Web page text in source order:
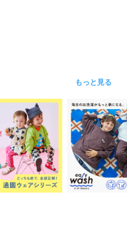
もっと見る